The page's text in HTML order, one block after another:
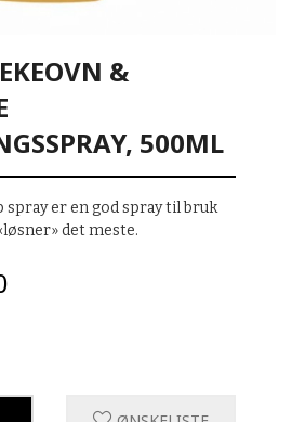
&
500ML
spray er en god spray til bruk
det meste.